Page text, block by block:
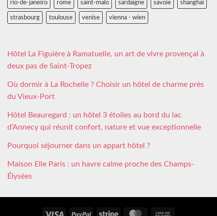
rio-de-janeiro rome saint-malo sardaigne savoie shanghai
strasbourg toulouse venise vienna - wien
Hôtel La Figuière à Ramatuelle, un art de vivre provençal à
deux pas de Saint-Tropez
Où dormir à La Rochelle ? Choisir un hôtel de charme près
du Vieux-Port
Hôtel Beauregard : un hôtel 3 étoiles au bord du lac
d’Annecy qui réunit confort, nature et vue exceptionnelle
Pourquoi séjourner dans un appart hôtel ?
Maison Elle Paris : un havre calme proche des Champs-
Élysées
Visa PayPal Stripe MasterCard